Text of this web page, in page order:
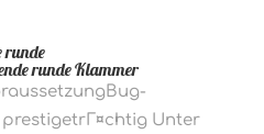
runde
runde Klammer
Unter